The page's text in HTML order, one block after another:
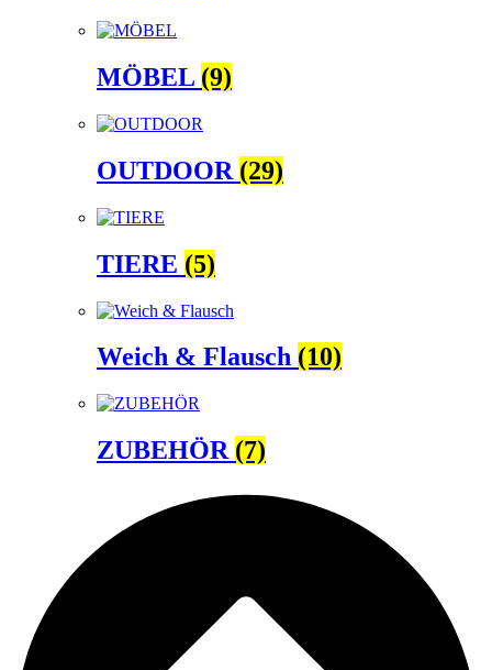
MÖBEL (9)
OUTDOOR (29)
TIERE (5)
Weich & Flausch (10)
ZUBEHÖR (7)